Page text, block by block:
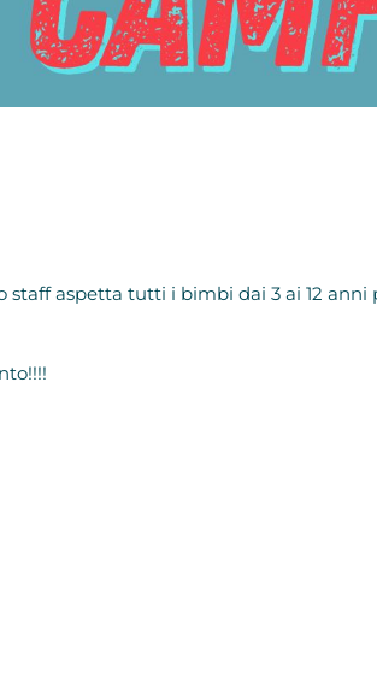
staff aspetta tutti i bimbi dai 3 ai 12 anni